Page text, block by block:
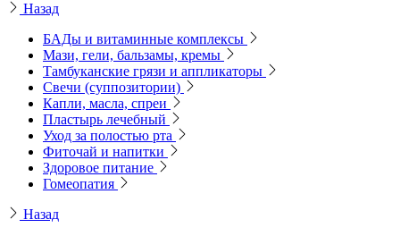
Назад
БАДы и витаминные комплексы
Мази, гели, бальзамы, кремы
Тамбуканские грязи и аппликаторы
Свечи (суппозитории)
Капли, масла, спреи
Пластырь лечебный
Уход за полостью рта
Фиточай и напитки
Здоровое питание
Гомеопатия
Назад